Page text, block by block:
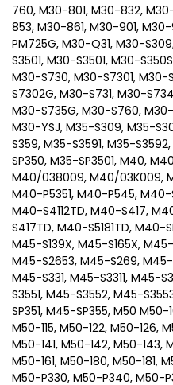
760, M30-801, M30-832,
853, M30-861, M30-901,
PM725G, M30-Q31, M30-
S3501, M30-S3501, M30-
M30-S730, M30-S7301, M30-
S7302G, M30-S731, M30-
M30-S735G, M30-S760,
M30-YSJ, M35-S309, M35-
S359, M35-S3591, M35-
SP350, M35-SP3501, M40,
M40/038009, M40/03K009,
M40-P5351, M40-P545, M40-
M40-S4112TD, M40-S417,
S417TD, M40-S5181TD, M40-
M45-S139X, M45-S165X,
M45-S2653, M45-S269,
M45-S331, M45-S3311, M45-
S3551, M45-S3552, M45-
SP351, M45-SP355, M50
M50-115, M50-122, M50-126,
M50-141, M50-142, M50-143,
M50-161, M50-180, M50-181,
M50-P330, M50-P340, M50-